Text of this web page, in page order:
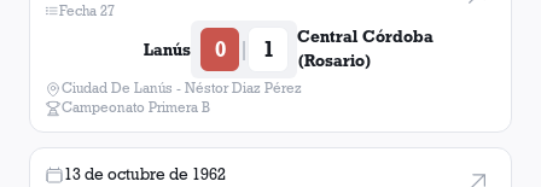
Fecha 27
Lanús 0 | 1
Central Córdoba
(Rosario)
Ciudad De Lanús - Néstor Diaz Pérez
Campeonato Primera B
13 de octubre de 1962